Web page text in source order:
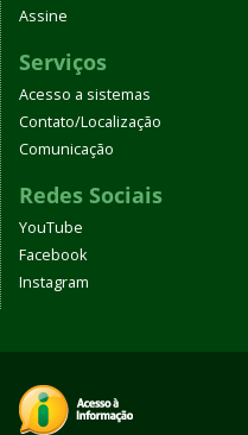
Assine
Serviços
Acesso a sistemas
Contato/Localização
Comunicação
Redes Sociais
YouTube
Facebook
Instagram